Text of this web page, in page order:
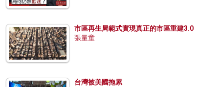
市區再生局範式實現真正的市區重建3.0
張量童
台灣被美國拖累